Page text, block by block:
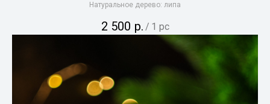
Натуральное дерево: липа
2 500 р. / 1 pc